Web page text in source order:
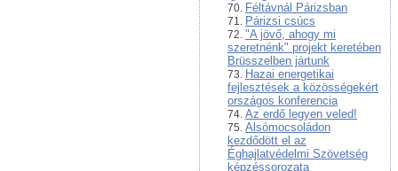
Féltávnál Párizsban
Párizsi csúcs
"A jövő, ahogy mi
szeretnénk" projekt keretében
Brüsszelben jártunk
Hazai energetikai
fejlesztések a közösségekért
országos konferencia
Az erdő legyen veled!
Alsómocsoládon
kezdődött el az
Éghajlatvédelmi Szövetség
képzéssorozata